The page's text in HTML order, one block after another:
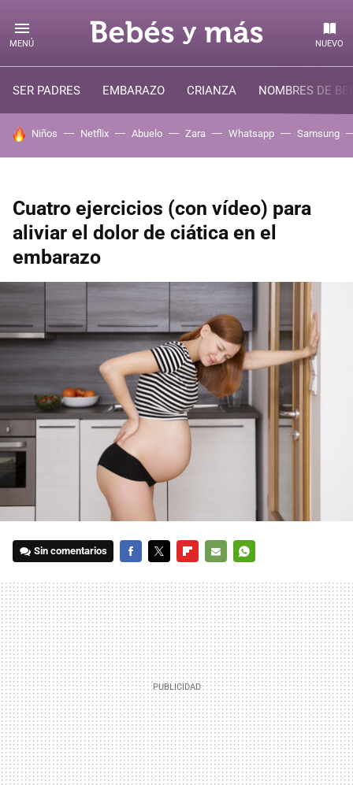
MENÚ NUEVO
SER PADRES EMBARAZO CRIANZA NOMBRES DE
HOY SE HABLA DE
Niños Netflix Abuelo Zara Whatsapp Samsung
Cuatro ejercicios (con vídeo) para
aliviar el dolor de ciática en el
embarazo
Sin comentarios
MAIL